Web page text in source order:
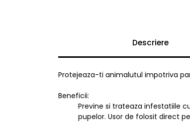
Descriere
Protejeaza-ti animalutul impotriva
Beneficii:
Previne si trateaza infestatiile
pupelor. Usor de folosit direct